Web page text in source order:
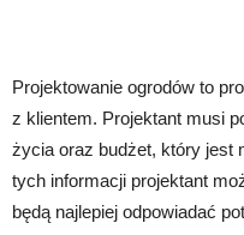
Projektowanie ogrodów to
z klientem. Projektant musi
życia oraz budżet, który jest
tych informacji projektant
będą najlepiej odpowiadać